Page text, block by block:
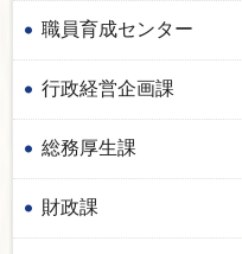
職員育成センター
行政経営企画課
総務厚生課
財政課